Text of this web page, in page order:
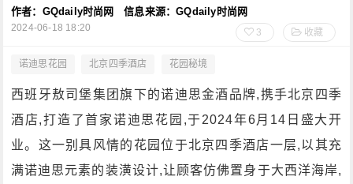
作者：GQdaily时尚网 信息来源：GQdaily时尚网
2024-06-18 18:20 3 收藏
诺迪思花园 北京四季酒店 花园秘境
西班牙敖司堡集团旗下的诺迪思金酒品牌,携手北京四季
酒店,打造了首家诺迪思花园,于2024年6月14日盛大开
业。这一别具风情的花园位于北京四季酒店一层,以其充
满诺迪思元素的装潢设计,让顾客仿佛置身于大西洋海岸,